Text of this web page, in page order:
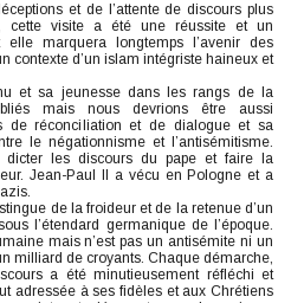
et de l’attente de discours plus
cette visite a été une réussite et un
elle marquera longtemps l’avenir des
contexte d’un islam intégriste haineux et
et sa jeunesse dans les rangs de la
mais nous devrions être aussi
de réconciliation et de dialogue et sa
le négationnisme et l’antisémitisme.
dicter les discours du pape et faire la
Jean-Paul II a vécu en Pologne et a
de la froideur et de la retenue d’un
l’étendard germanique de l’époque.
mais n’est pas un antisémite ni un
milliard de croyants. Chaque démarche,
a été minutieusement réfléchi et
adressée à ses fidèles et aux Chrétiens